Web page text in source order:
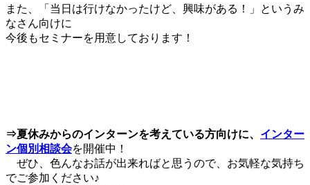
また、「当日は行けなかったけど、興味がある！」というみ
なさん向けに
今後もセミナーを用意しております！
⇒夏休みからのインターンを考えている方向けに、 インター
ン個別相談会を開催中！
ぜひ、色んなお話が出来ればと思うので、お気軽な気持ち
でご参加ください♪